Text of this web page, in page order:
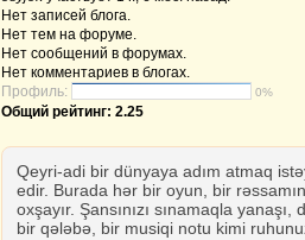
Нет записей блога.
Нет тем на форуме.
Нет сообщений в форумах.
Нет комментариев в блогах.
Профиль:
0%
Общий рейтинг: 2.25
Qeyri-adi bir dünyaya adım atmaq
edir. Burada hər bir oyun, bir
oxşayır. Şansınızı sınamaqla
bir qələbə, bir musiqi notu kimi